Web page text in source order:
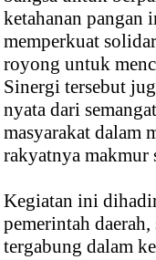
ketahanan pangan
memperkuat
royong untuk
Sinergi tersebut
nyata dari
masyarakat dalam
rakyatnya makmur
Kegiatan ini
pemerintah
tergabung dalam